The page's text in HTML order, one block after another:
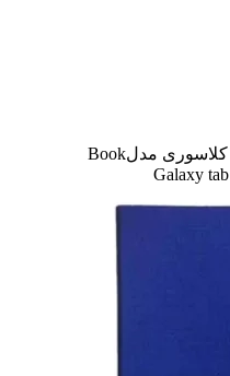
کیف تبلت کلاسوری مدلBook